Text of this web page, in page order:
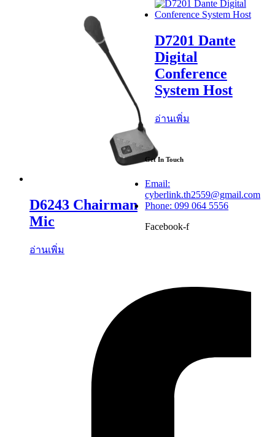
D6243 Chairman
Mic
อ่านเพิ่ม
D7201 Dante
Digital
Conference
System Host
อ่านเพิ่ม
Get In Touch
Email:
cyberlink.th2559@gmail.com
Phone: 099 064 5556
Facebook-f